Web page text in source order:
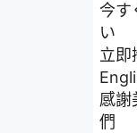
今す
い
立即
感謝
們